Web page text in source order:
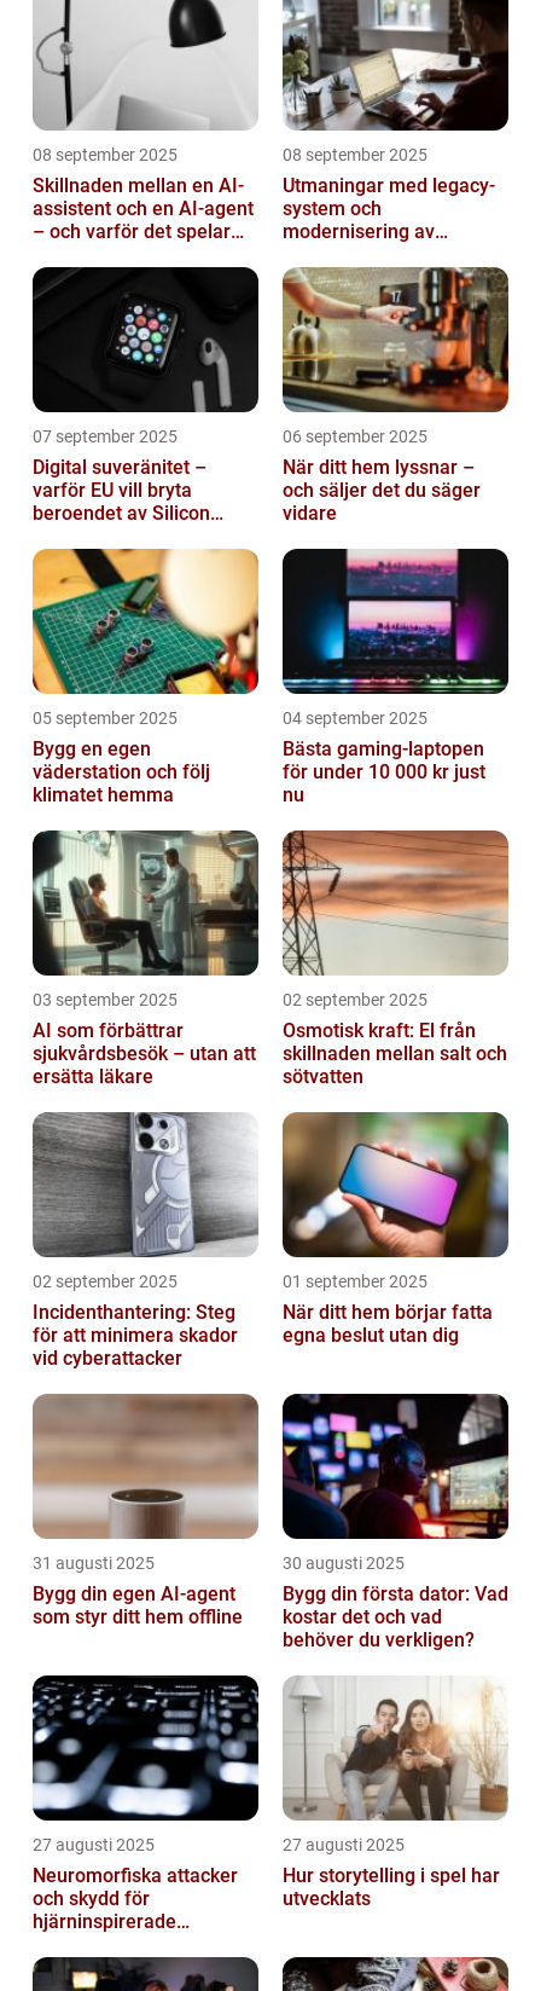
08 september 2025
Skillnaden mellan en AI-
assistent och en AI-agent
– och varför det spelar
08 september 2025
Utmaningar med legacy-
system och
modernisering av
07 september 2025
Digital suveränitet –
varför EU vill bryta
beroendet av Silicon
06 september 2025
När ditt hem lyssnar –
och säljer det du säger
vidare
05 september 2025
Bygg en egen
väderstation och följ
klimatet hemma
04 september 2025
Bästa gaming-laptopen
för under 10 000 kr just
nu
03 september 2025
AI som förbättrar
sjukvårdsbesök – utan att
ersätta läkare
02 september 2025
Osmotisk kraft: El från
skillnaden mellan salt och
sötvatten
02 september 2025
Incidenthantering: Steg
för att minimera skador
vid cyberattacker
01 september 2025
När ditt hem börjar fatta
egna beslut utan dig
31 augusti 2025
Bygg din egen AI-agent
som styr ditt hem offline
30 augusti 2025
Bygg din första dator: Vad
kostar det och vad
behöver du verkligen?
27 augusti 2025
Neuromorfiska attacker
och skydd för
hjärninspirerade
27 augusti 2025
Hur storytelling i spel har
utvecklats